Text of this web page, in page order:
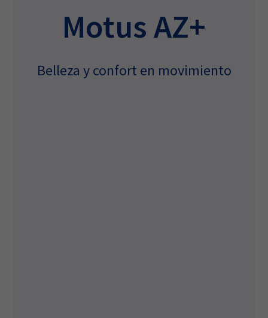
Motus AZ+
Belleza y confort en movimiento